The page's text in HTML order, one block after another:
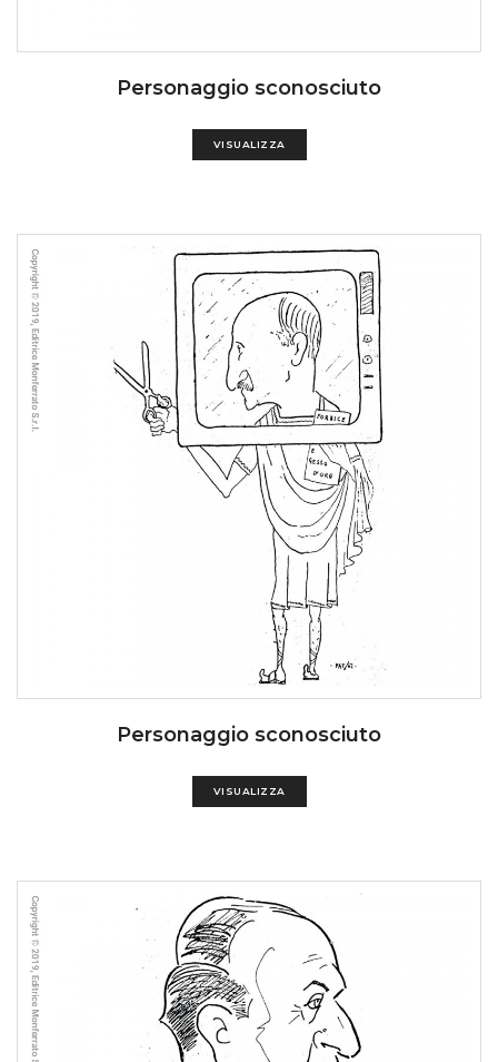
Personaggio sconosciuto
VISUALIZZA
Personaggio sconosciuto
VISUALIZZA